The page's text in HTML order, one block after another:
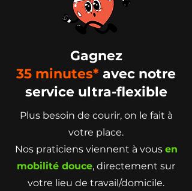
Gagnez
35 minutes* avec notre
service ultra-flexible
Plus besoin de courir, on le fait à
votre place.
Nos praticiens viennent à vous en
mobilité douce, directement sur
votre lieu de travail/domicile.